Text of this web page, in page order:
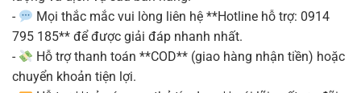
-
Mọi thắc mắc vui lòng liên hệ **Hotline hỗ trợ: 0914
795 185** để được giải đáp nhanh nhất.
-
Hỗ trợ thanh toán **COD** (giao hàng nhận tiền) hoặc
chuyển khoản tiện lợi.